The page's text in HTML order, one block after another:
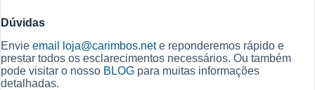
Dúvidas
Envie email loja@carimbos.nete reponderemos rápido e
prestar todos os esclarecimentos necessários. Ou também
pode visitar o nosso BLOG para muitas informações
detalhadas.